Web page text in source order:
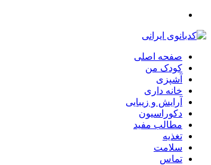
صفحه اصلی
کودک من
آشپزی
خانه داری
آرایش و زیبایی
دکوراسیون
مطالب مفید
تغذیه
سلامت
تماس